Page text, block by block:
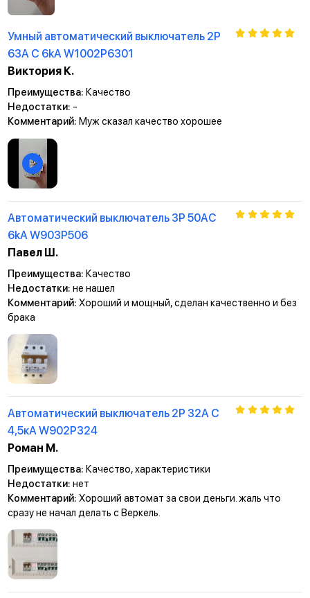
Умный автоматический выключатель 2P
63A C 6kA W1002P6301
Виктория К.
Преимущества: Качество
Недостатки: -
Комментарий: Муж сказал качество хорошее
Автоматический выключатель 3P 50AC
6kА W903P506
Павел Ш.
Преимущества: Качество
Недостатки: не нашел
Комментарий: Хороший и мощный, сделан качественно и без
брака
Автоматический выключатель 2P 32A C
4,5кА W902P324
Роман М.
Преимущества: Качество, характеристики
Недостатки: нет
Комментарий: Хороший автомат за свои деньги. жаль что
сразу не начал делать с Веркель.